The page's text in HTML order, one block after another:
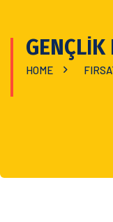
GENÇLİK
HOME